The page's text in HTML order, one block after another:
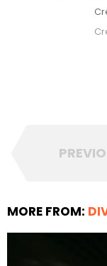
MORE FROM: